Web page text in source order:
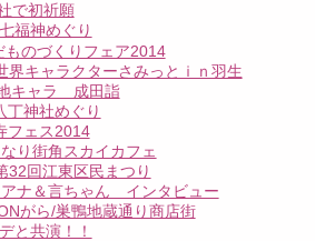
で初祈願
福神めぐり
のづくりフェア2014
キャラクターさみっとｉｎ羽生
キャラ 成田詣
神社めぐり
ェス2014
り街角スカイカフェ
回江東区民まつり
ナ＆言ちゃん インタビュー
がら/巣鴨地蔵通り商店街
と共演！！